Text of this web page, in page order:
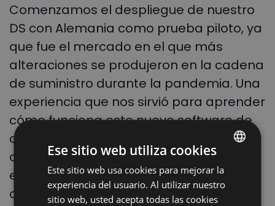
Comenzamos el despliegue de nuestro
DS con Alemania como prueba piloto, ya
que fue el mercado en el que más
alteraciones se produjeron en la cadena
de suministro durante la pandemia. Una
experiencia que nos sirvió para aprender
cómo funciona este nuevo software de
cara a nuestros usuarios y, tras el éxito
de su implantación, lo estamos
extendiendo de manera paulatina a
otros países.
POLISH
ENGLISH
Ese sitio web utiliza cookies
Este sitio web usa cookies para mejorar la
experiencia del usuario. Al utilizar nuestro
sitio web, usted acepta todas las cookies